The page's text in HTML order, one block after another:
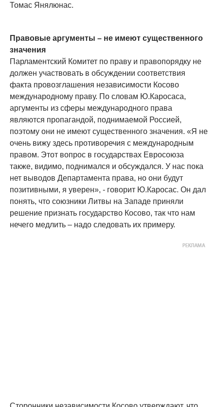
Томас Янялюнас.
Правовые аргументы – не имеют существенного
значения
Парламентский Комитет по праву и правопорядку не
должен участвовать в обсуждении соответствия
факта провозглашения независимости Косово
международному праву. По словам Ю.Каросаса,
аргументы из сферы международного права
являются пропагандой, поднимаемой Россией,
поэтому они не имеют существенного значения. «Я не
очень вижу здесь противоречия с международным
правом. Этот вопрос в государствах Евросоюза
также, видимо, поднимался и обсуждался. У нас пока
нет выводов Департамента права, но они будут
позитивными, я уверен», - говорит Ю.Каросас. Он дал
понять, что союзники Литвы на Западе приняли
решение признать государство Косово, так что нам
нечего медлить – надо следовать их примеру.